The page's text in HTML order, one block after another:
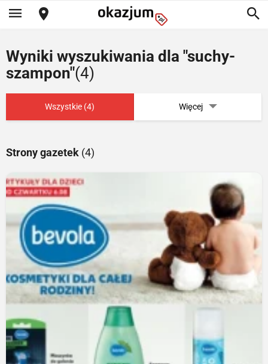
Wyniki wyszukiwania dla "suchy-
szampon"(4)
Wszystkie (4) Więcej
Strony gazetek (4)